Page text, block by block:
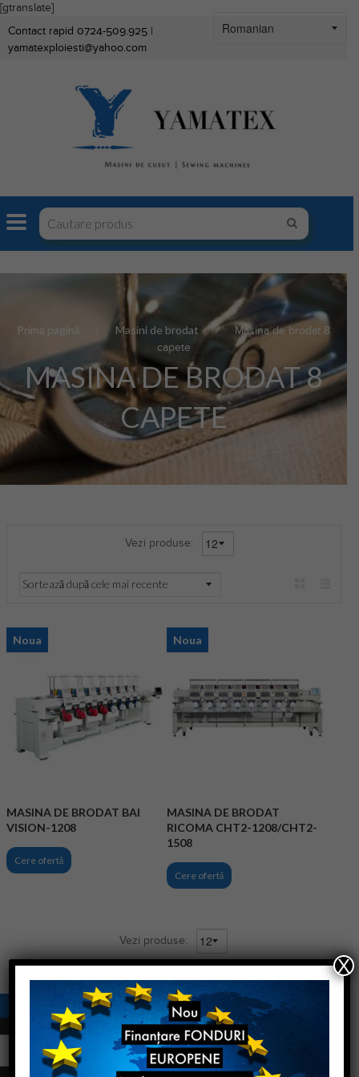
[gtranslate]
Contact rapid 0724-509.925 |
yamatexploiesti@yahoo.com
Prima pagină Masini de brodat
Masina de brodat 8
capete
MASINA DE BRODAT 8
CAPETE
Vezi produse:
Noua
MASINA DE BRODAT BAI
VISION-1208
Cere ofertă
Noua
MASINA DE BRODAT
RICOMA CHT2-1208/CHT2-
1508
Cere ofertă
Vezi produse:
DESPRE NOI
X